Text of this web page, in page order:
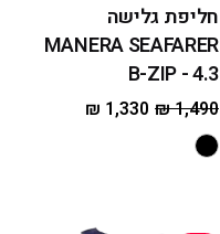
חליפת גלישה
MANERA SEAFARER
B-ZIP - 4.3
₪1,490
₪ 1,330